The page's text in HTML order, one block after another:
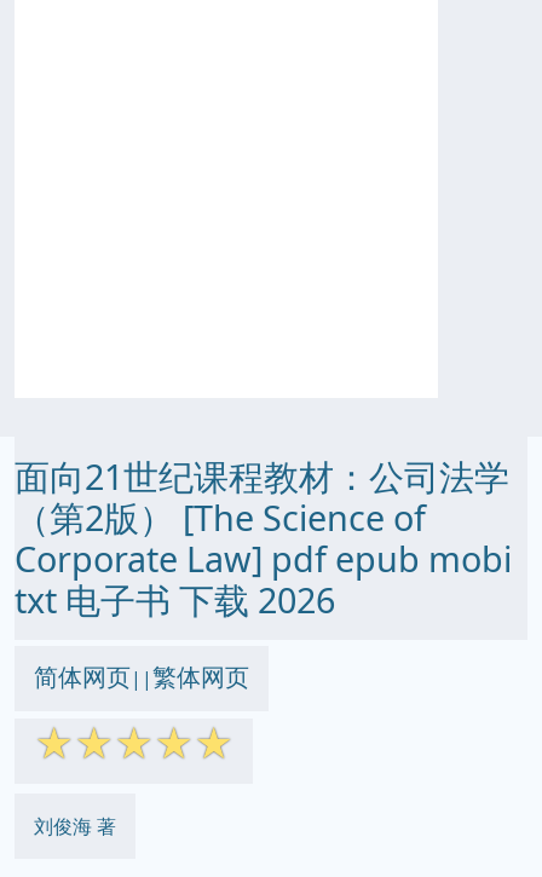
面向21世纪课程教材：公司法学
（第2版） [The Science of
Corporate Law] pdf epub mobi
txt 电子书 下载 2026
简体网页||繁体网页
☆☆☆☆☆
刘俊海 著